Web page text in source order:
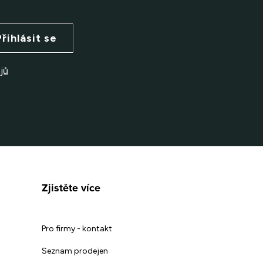
se
Zjistěte více
Pro firmy - kontakt
Seznam prodejen